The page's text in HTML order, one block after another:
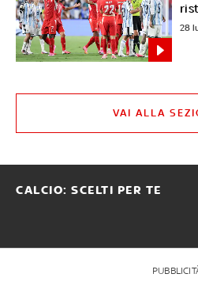
28
VAI ALLA
CALCIO: SCELTI PER TE